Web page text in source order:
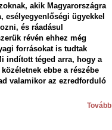
akik Magyarországra
esélyegyenlőségi ügyekkel
és ráadásul
révén ehhez még
forrásokat is tudtak
indított téged arra, hogy a
ebbe a részébe
valamikor az ezredforduló
Tovább